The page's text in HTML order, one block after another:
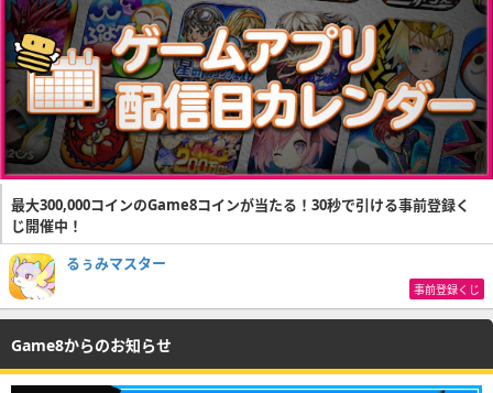
最大300,000コインのGame8コインが当たる！30秒で引ける事前登録く
じ開催中！
るぅみマスター
事前登録くじ
Game8からのお知らせ